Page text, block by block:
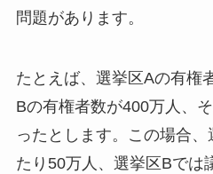
問題があります。
たとえば、選挙区Aの有権
Bの有権者数が400万人、
ったとします。この場合
たり50万人、選挙区Bでは